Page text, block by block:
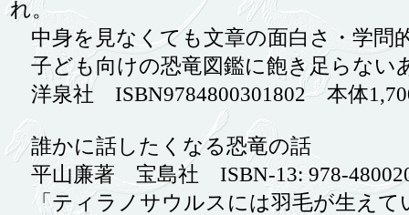
れ。
中身を見なくても文章の面白さ・学問
子ども向けの恐竜図鑑に飽き足らない
洋泉社 ISBN9784800301802 本体
誰かに話したくなる恐竜の話
平山廉著 宝島社 ISBN-13: 978-
「ティラノサウルスには羽毛が生えて